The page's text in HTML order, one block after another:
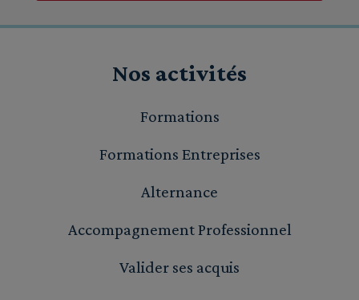
Nos activités
Formations
Formations Entreprises
Alternance
Accompagnement Professionnel
Valider ses acquis